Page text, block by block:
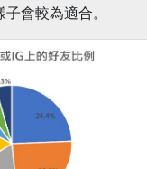
會較為適合。